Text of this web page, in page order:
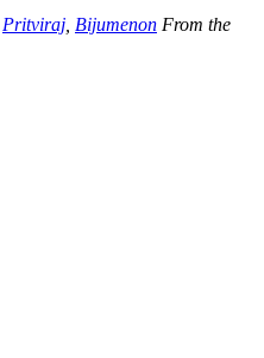
Pritviraj Bijumenon From the